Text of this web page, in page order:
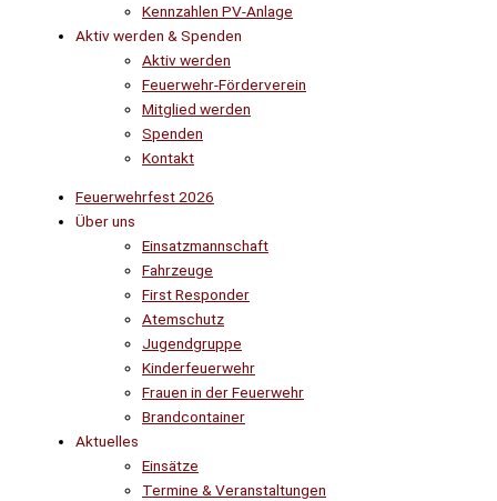
Kennzahlen PV-Anlage
Aktiv werden & Spenden
Aktiv werden
Feuerwehr-Förderverein
Mitglied werden
Spenden
Kontakt
Feuerwehrfest 2026
Über uns
Einsatzmannschaft
Fahrzeuge
First Responder
Atemschutz
Jugendgruppe
Kinderfeuerwehr
Frauen in der Feuerwehr
Brandcontainer
Aktuelles
Einsätze
Termine & Veranstaltungen